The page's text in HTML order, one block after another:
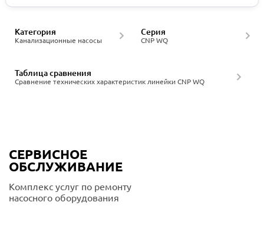
Канализационные насосы
Категория
CNP WQ
Серия
Сравнение технических характеристик линейки CNP WQ
Таблица сравнения
СЕРВИСНОЕ
ОБСЛУЖИВАНИЕ
Комплекс услуг по ремонту
насосного оборудования